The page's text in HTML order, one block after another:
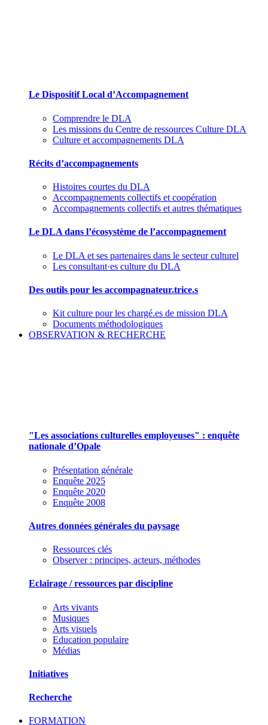
Le Dispositif Local d’Accompagnement
Comprendre le DLA
Les missions du Centre de ressources Culture DLA
Culture et accompagnements DLA
Récits d’accompagnements
Histoires courtes du DLA
Accompagnements collectifs et coopération
Accompagnements collectifs et autres thématiques
Le DLA dans l’écosystème de l’accompagnement
Le DLA et ses partenaires dans le secteur culturel
Les consultant·es culture du DLA
Des outils pour les accompagnateur.trice.s
Kit culture pour les chargé.es de mission DLA
Documents méthodologiques
OBSERVATION & RECHERCHE
"Les associations culturelles employeuses" : enquête
nationale d’Opale
Présentation générale
Enquête 2025
Enquête 2020
Enquête 2008
Autres données générales du paysage
Ressources clés
Observer : principes, acteurs, méthodes
Eclairage / ressources par discipline
Arts vivants
Musiques
Arts visuels
Education populaire
Médias
Initiatives
Recherche
FORMATION